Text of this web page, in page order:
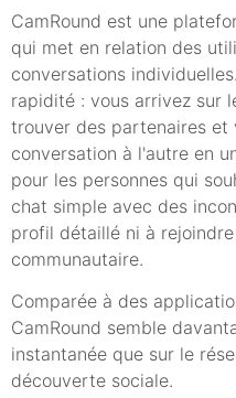
CamRound est une
qui met en relation des
conversations
rapidité : vous arrivez sur
trouver des partenaires et
conversation à l'autre en
pour les personnes qui
chat simple avec des
profil détaillé ni à
communautaire.
Comparée à des
CamRound semble
instantanée que sur le
découverte sociale.